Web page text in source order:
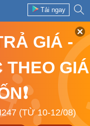
Tải ngay
GIÁ -
THEO GIÁ
(TỪ 10-12/08)